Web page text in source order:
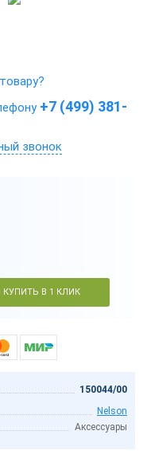
+7 (499) 381-
звонок
КУПИТЬ В 1 КЛИК
150044/00
Nelson
Аксессуары